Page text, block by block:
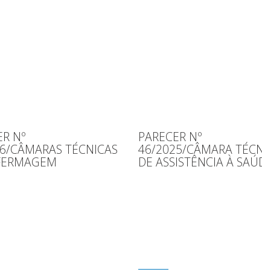
Nº
CÂMARAS TÉCNICAS
PARECER Nº
46/2025/CÂMARA
DE ASSISTÊNCIA À